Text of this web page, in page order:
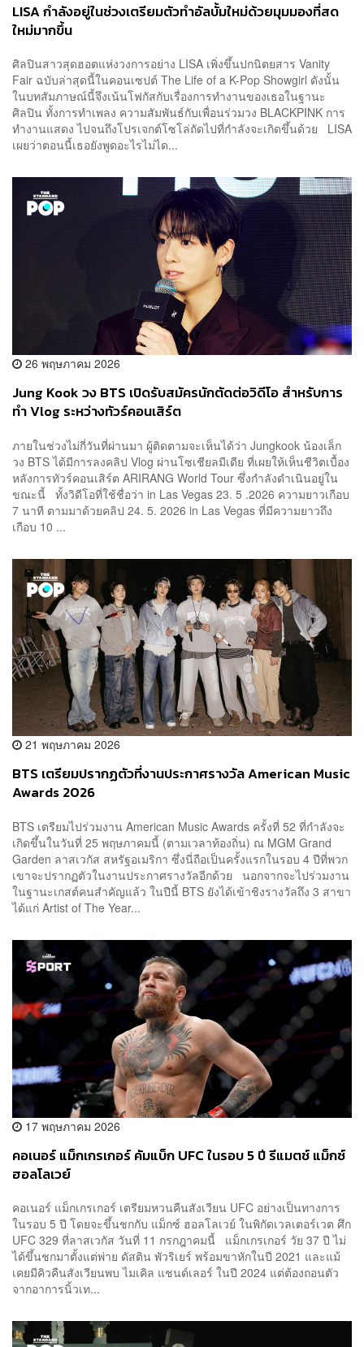
LISA กำลังอยู่ในช่วงเตรียมตัวทำอัลบั้มใหม่ด้วยมุมมองที่สด
ใหม่มากขึ้น
ศิลปินสาวสุดฮอตแห่งวงการอย่าง LISA เพิ่งขึ้นปกนิตยสาร Vanity
Fair ฉบับล่าสุดนี้ในคอนเซปต์ The Life of a K-Pop Showgirl ดังนั้น
ในบทสัมภาษณ์นี้จึงเน้นโฟกัสกับเรื่องการทำงานของเธอในฐานะ
ศิลปิน ทั้งการทำเพลง ความสัมพันธ์กับเพื่อนร่วมวง BLACKPINK การ
ทำงานแสดง ไปจนถึงโปรเจกต์โซโล่ถัดไปที่กำลังจะเกิดขึ้นด้วย LISA
เผยว่าตอนนี้เธอยังพูดอะไรไม่ได...
26 พฤษภาคม 2026
Jung Kook วง BTS เปิดรับสมัครนักตัดต่อวิดีโอ สำหรับการ
ทำ Vlog ระหว่างทัวร์คอนเสิร์ต
ภายในช่วงไม่กี่วันที่ผ่านมา ผู้ติดตามจะเห็นได้ว่า Jungkook น้องเล็ก
วง BTS ได้มีการลงคลิป Vlog ผ่านโซเชียลมีเดีย ที่เผยให้เห็นชีวิตเบื้อง
หลังการทัวร์คอนเสิร์ต ARIRANG World Tour ซึ่งกำลังดำเนินอยู่ใน
ขณะนี้ ทั้งวิดีโอที่ใช้ชื่อว่า in Las Vegas 23. 5 .2026 ความยาวเกือบ
7 นาที ตามมาด้วยคลิป 24. 5. 2026 in Las Vegas ที่มีความยาวถึง
เกือบ 10 ...
21 พฤษภาคม 2026
BTS เตรียมปรากฏตัวที่งานประกาศรางวัล American Music
Awards 2026
BTS เตรียมไปร่วมงาน American Music Awards ครั้งที่ 52 ที่กำลังจะ
เกิดขึ้นในวันที่ 25 พฤษภาคมนี้ (ตามเวลาท้องถิ่น) ณ MGM Grand
Garden ลาสเวกัส สหรัฐอเมริกา ซึ่งนี่ถือเป็นครั้งแรกในรอบ 4 ปีที่พวก
เขาจะปรากฏตัวในงานประกาศรางวัลอีกด้วย นอกจากจะไปร่วมงาน
ในฐานะเกสต์คนสำคัญแล้ว ในปีนี้ BTS ยังได้เข้าชิงรางวัลถึง 3 สาขา
ได้แก่ Artist of The Year...
17 พฤษภาคม 2026
คอเนอร์ แม็กเกรเกอร์ คัมแบ็ก UFC ในรอบ 5 ปี รีแมตช์ แม็กซ์
ฮอลโลเวย์
คอเนอร์ แม็กเกรเกอร์ เตรียมหวนคืนสังเวียน UFC อย่างเป็นทางการ
ในรอบ 5 ปี โดยจะขึ้นชกกับ แม็กซ์ ฮอลโลเวย์ ในพิกัดเวลเตอร์เวต ศึก
UFC 329 ที่ลาสเวกัส วันที่ 11 กรกฎาคมนี้ แม็กเกรเกอร์ วัย 37 ปี ไม่
ได้ขึ้นชกมาตั้งแต่พ่าย ดัสติน พัวริเยร์ พร้อมขาหักในปี 2021 และแม้
เคยมีคิวคืนสังเวียนพบ ไมเคิล แชนด์เลอร์ ในปี 2024 แต่ต้องถอนตัว
จากอาการนิ้วเท...